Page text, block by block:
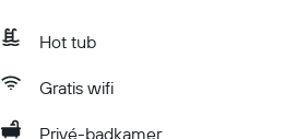
Hot tub
Gratis wifi
Privé-badkamer